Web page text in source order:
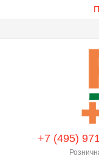
+7 (495)